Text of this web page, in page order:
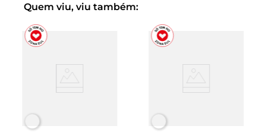
Quem viu, viu também: